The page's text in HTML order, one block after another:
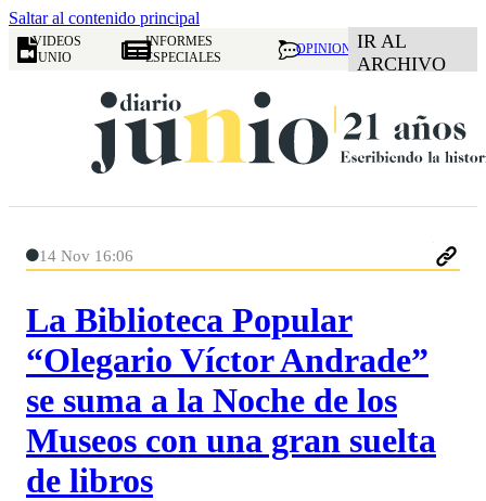
Saltar al contenido principal
VIDEOS
JUNIO
INFORMES
ESPECIALES
OPINION IR AL
ARCHIVO
14 Nov 16:06
La Biblioteca Popular
“Olegario Víctor Andrade”
se suma a la Noche de los
Museos con una gran suelta
de libros